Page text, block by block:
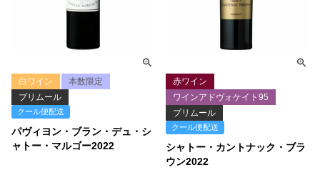
パヴィヨン・ブラン・デュ・シ
ャトー・マルゴー2022
白ワイン
本数限定
プリムール
クール便配送
シャトー・カントナック・ブラ
ウン2022
赤ワイン
ワインアドヴォケイト95
プリムール
クール便配送